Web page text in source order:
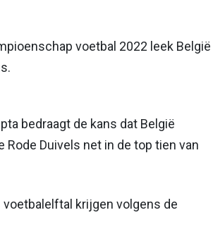
voetbal 2022 leek België
bedraagt de kans dat België
Duivels net in de top tien van
krijgen volgens de